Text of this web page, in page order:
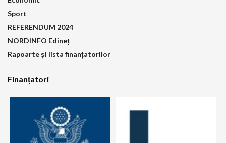
Sport
REFERENDUM 2024
NORDINFO Edineț
Rapoarte și lista finanțatorilor
Finanțatori